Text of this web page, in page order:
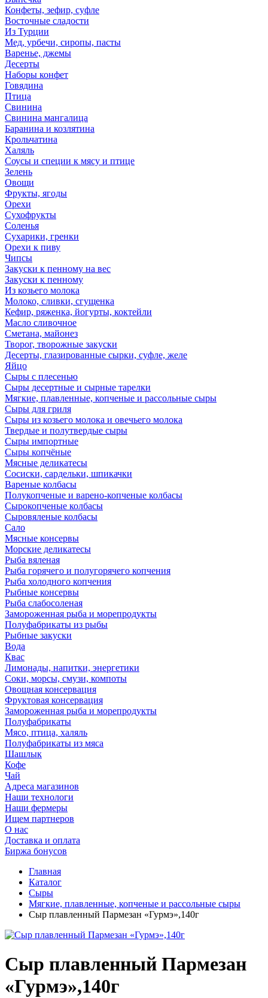
Конфеты, зефир, суфле
Восточные сладости
Из Турции
Мед, урбечи, сиропы, пасты
Варенье, джемы
Десерты
Наборы конфет
Говядина
Птица
Свинина
Свинина мангалица
Баранина и козлятина
Крольчатина
Халяль
Соусы и специи к мясу и птице
Зелень
Овощи
Фрукты, ягоды
Орехи
Сухофрукты
Соленья
Сухарики, гренки
Орехи к пиву
Чипсы
Закуски к пенному на вес
Закуски к пенному
Из козьего молока
Молоко, сливки, сгущенка
Кефир, ряженка, йогурты, коктейли
Масло сливочное
Сметана, майонез
Творог, творожные закуски
Десерты, глазированные сырки, суфле, желе
Яйцо
Сыры с плесенью
Сыры десертные и сырные тарелки
Мягкие, плавленные, копченые и рассольные сыры
Сыры для гриля
Сыры из козьего молока и овечьего молока
Твердые и полутвердые сыры
Сыры импортные
Сыры копчёные
Мясные деликатесы
Сосиски, сардельки, шпикачки
Вареные колбасы
Полукопченые и варено-копченые колбасы
Сырокопченые колбасы
Сыровяленые колбасы
Сало
Мясные консервы
Морские деликатесы
Рыба вяленая
Рыба горячего и полугорячего копчения
Рыба холодного копчения
Рыбные консервы
Рыба слабосоленая
Замороженная рыба и морепродукты
Полуфабрикаты из рыбы
Рыбные закуски
Вода
Квас
Лимонады, напитки, энергетики
Соки, морсы, смузи, компоты
Овощная консервация
Фруктовая консервация
Замороженная рыба и морепродукты
Полуфабрикаты
Мясо, птица, халяль
Полуфабрикаты из мяса
Шашлык
Кофе
Чай
Адреса магазинов
Наши технологи
Наши фермеры
Ищем партнеров
О нас
Доставка и оплата
Биржа бонусов
Главная
Каталог
Сыры
Мягкие, плавленные, копченые и рассольные сыры
Сыр плавленный Пармезан «Гурмэ»,140г
Сыр плавленный Пармезан
«Гурмэ»,140г